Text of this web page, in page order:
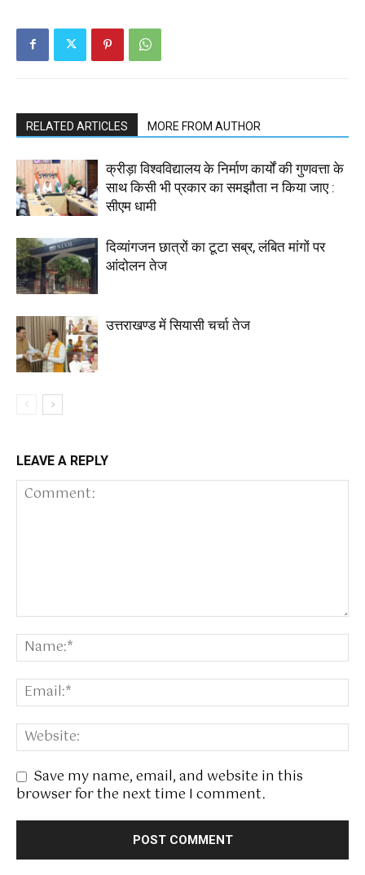
RELATED ARTICLES MORE FROM AUTHOR
क्रीड़ा विश्वविद्यालय के निर्माण कार्यों की गुणवत्ता के
साथ किसी भी प्रकार का समझौता न किया जाए :
सीएम धामी
दिव्यांगजन छात्रों का टूटा सब्र, लंबित मांगों पर
आंदोलन तेज
उत्तराखण्ड में सियासी चर्चा तेज
LEAVE A REPLY
Save my name, email, and website in this
browser for the next time I comment.